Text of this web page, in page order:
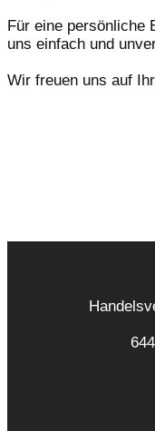
Für eine persönliche
uns einfach und
Wir freuen uns auf